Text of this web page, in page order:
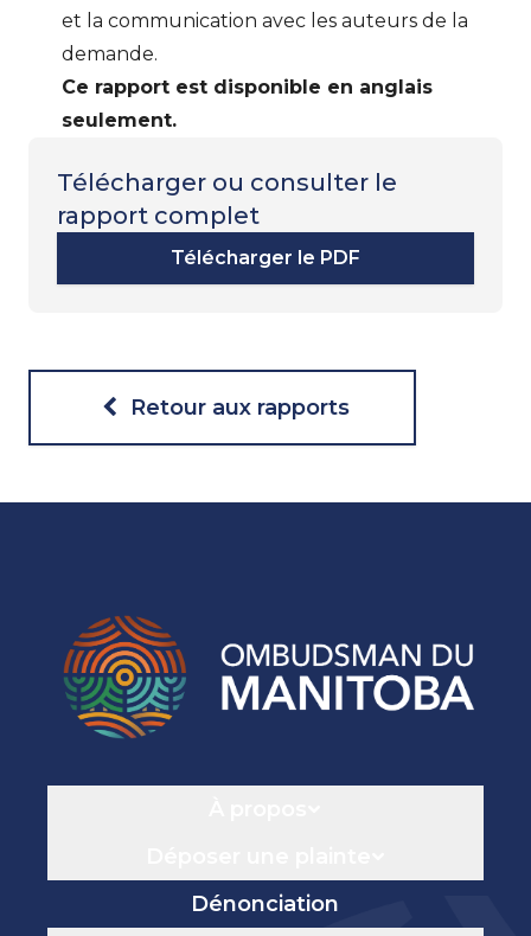
et la communication avec les auteurs de la
demande.
Ce rapport est disponible en anglais
seulement.
Télécharger ou consulter le
rapport complet
Télécharger le PDF
Retour aux rapports
Dénonciation